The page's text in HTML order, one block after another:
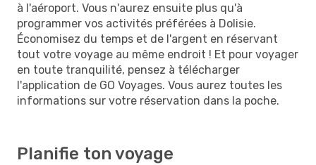
à l'aéroport. Vous n'aurez ensuite plus qu'à
programmer vos activités préférées à Dolisie.
Économisez du temps et de l'argent en réservant
tout votre voyage au même endroit ! Et pour voyager
en toute tranquilité, pensez à télécharger
l'application de GO Voyages. Vous aurez toutes les
informations sur votre réservation dans la poche.
Planifie ton voyage